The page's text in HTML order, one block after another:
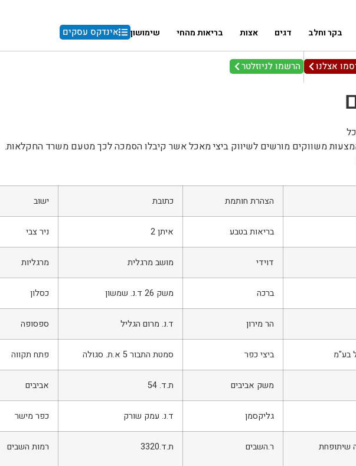
בקר וחלב דגים אצות בריאות מהחי שימושון אינדקס עסקים
אצלנו הרשמו לניוזלטר
משווקים מורשים לשיווק ביצי מאכל אשר קיבלו הסמכה לכך מטעם משרד החקלאות.
הצהרת חותמת כתובת ישוב
בריאות בטבע איתן 2 ניר צבי
דוידי מושב מרגלית מרגליות
ברכה משק 26 ד.נ. שמשון כסלון
הר מירון ד.נ. מרום הגליל ספסופה
בע"מ ביצי כפר סמטת התבור 5 א.ת. סגולה פתח תקווה
משק אביבים ת.ד. 54 אביבים
גליקסמן ד.נ. עמק שורק כפר מישר
שיתופחת
ר.השבים ת.ד.3320 רמות השבים